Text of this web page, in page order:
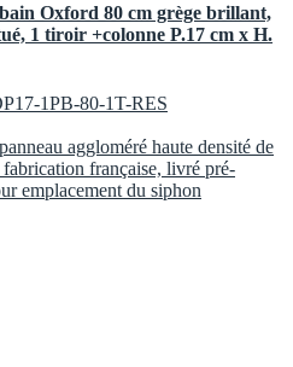
Oxford 80 cm grège brillant,
1 tiroir +colonne P.17 cm x H.
1PB-80-1T-RES
aggloméré haute densité de
française, livré pré-
emplacement du siphon